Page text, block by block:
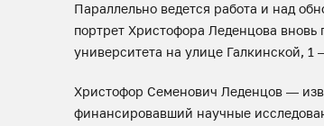
Параллельно ведется работа и над
портрет Христофора Леденцова вновь
университета на улице Галкинской,
Христофор Семенович Леденцов —
финансировавший научные